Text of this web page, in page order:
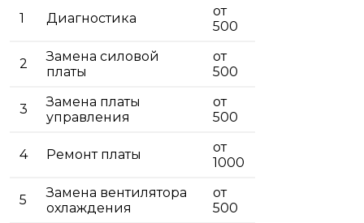
1 Диагностика
от
500
2
Замена силовой
платы
от
500
3
Замена платы
управления
от
500
4 Ремонт платы
от
1000
5
Замена вентилятора
охлаждения
от
500